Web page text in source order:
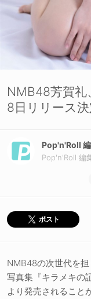
NMB48芳賀礼
8日リリース決
Pop'n'Roll
Pop'n'Roll 編
ポスト
NMB48の次世代を
写真集『キラメキの
より発売されること